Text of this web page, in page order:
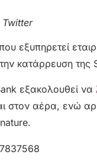
Twitter
εξυπηρετεί
κατάρρευση της
εξακολουθεί να
στον αέρα, ενώ